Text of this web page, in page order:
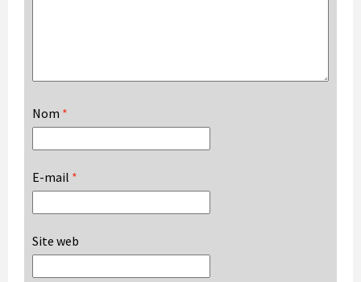
Nom *
E-mail *
Site web